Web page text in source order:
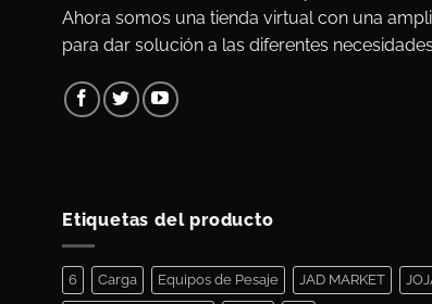
Ahora somos una tienda virtual con una
para dar solución a las diferentes
Etiquetas del producto
6 Carga Equipos de Pesaje JAD MARKET